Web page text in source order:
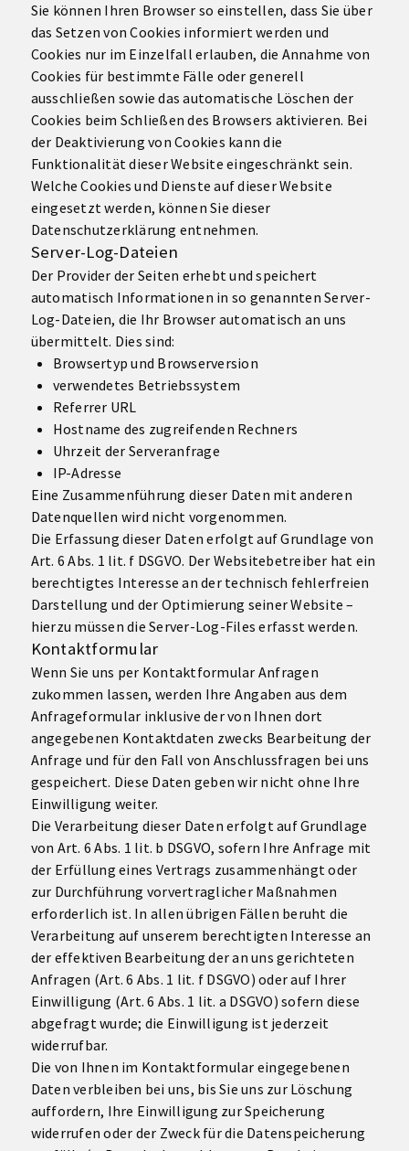
Sie können Ihren Browser so einstellen, dass Sie über
das Setzen von Cookies informiert werden und
Cookies nur im Einzelfall erlauben, die Annahme von
Cookies für bestimmte Fälle oder generell
ausschließen sowie das automatische Löschen der
Cookies beim Schließen des Browsers aktivieren. Bei
der Deaktivierung von Cookies kann die
Funktionalität dieser Website eingeschränkt sein.
Welche Cookies und Dienste auf dieser Website
eingesetzt werden, können Sie dieser
Datenschutzerklärung entnehmen.
Server-Log-Dateien
Der Provider der Seiten erhebt und speichert
automatisch Informationen in so genannten Server-
Log-Dateien, die Ihr Browser automatisch an uns
übermittelt. Dies sind:
Browsertyp und Browserversion
verwendetes Betriebssystem
Referrer URL
Hostname des zugreifenden Rechners
Uhrzeit der Serveranfrage
IP-Adresse
Eine Zusammenführung dieser Daten mit anderen
Datenquellen wird nicht vorgenommen.
Die Erfassung dieser Daten erfolgt auf Grundlage von
Art. 6 Abs. 1 lit. f DSGVO. Der Websitebetreiber hat ein
berechtigtes Interesse an der technisch fehlerfreien
Darstellung und der Optimierung seiner Website –
hierzu müssen die Server-Log-Files erfasst werden.
Kontaktformular
Wenn Sie uns per Kontaktformular Anfragen
zukommen lassen, werden Ihre Angaben aus dem
Anfrageformular inklusive der von Ihnen dort
angegebenen Kontaktdaten zwecks Bearbeitung der
Anfrage und für den Fall von Anschlussfragen bei uns
gespeichert. Diese Daten geben wir nicht ohne Ihre
Einwilligung weiter.
Die Verarbeitung dieser Daten erfolgt auf Grundlage
von Art. 6 Abs. 1 lit. b DSGVO, sofern Ihre Anfrage mit
der Erfüllung eines Vertrags zusammenhängt oder
zur Durchführung vorvertraglicher Maßnahmen
erforderlich ist. In allen übrigen Fällen beruht die
Verarbeitung auf unserem berechtigten Interesse an
der effektiven Bearbeitung der an uns gerichteten
Anfragen (Art. 6 Abs. 1 lit. f DSGVO) oder auf Ihrer
Einwilligung (Art. 6 Abs. 1 lit. a DSGVO) sofern diese
abgefragt wurde; die Einwilligung ist jederzeit
widerrufbar.
Die von Ihnen im Kontaktformular eingegebenen
Daten verbleiben bei uns, bis Sie uns zur Löschung
auffordern, Ihre Einwilligung zur Speicherung
widerrufen oder der Zweck für die Datenspeicherung